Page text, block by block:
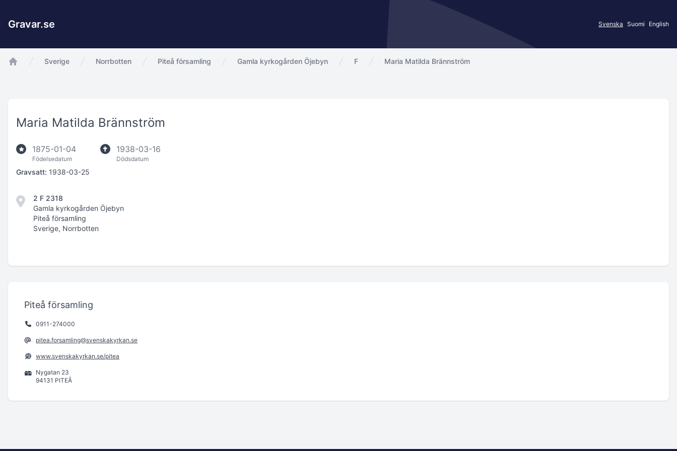
Gravar.se Svenska Suomi English
Sverige Norrbotten Piteå församling Gamla kyrkogården Öjebyn F Maria Matilda Brännström
Maria Matilda Brännström
1875-01-04
Födelsedatum
1938-03-16
Dödsdatum
Gravsatt: 1938-03-25
2 F 2318
Gamla kyrkogården Öjebyn
Piteå församling
Sverige, Norrbotten
Piteå församling
0911-274000
pitea.forsamling@svenskakyrkan.se
www.svenskakyrkan.se/pitea
Nygatan 23
94131 PITEÅ